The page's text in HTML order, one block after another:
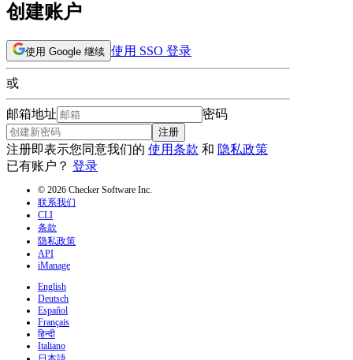
创建账户
使用 Google 继续 使用 SSO 登录
或
邮箱地址 密码
注册
注册即表示您同意我们的 使用条款 和 隐私政策
已有账户？ 登录
© 2026 Checker Software Inc.
联系我们
CLI
条款
隐私政策
API
iManage
English
Deutsch
Español
Français
हिन्दी
Italiano